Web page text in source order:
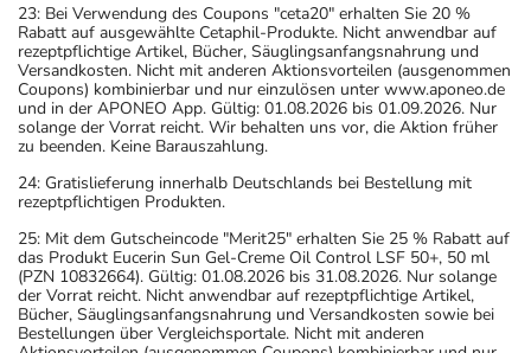
23: Bei Verwendung des Coupons "ceta20" erhalten Sie 20 %
Rabatt auf ausgewählte Cetaphil-Produkte. Nicht anwendbar auf
rezeptpflichtige Artikel, Bücher, Säuglingsanfangsnahrung und
Versandkosten. Nicht mit anderen Aktionsvorteilen (ausgenommen
Coupons) kombinierbar und nur einzulösen unter www.aponeo.de
und in der APONEO App. Gültig: 01.08.2026 bis 01.09.2026. Nur
solange der Vorrat reicht. Wir behalten uns vor, die Aktion früher
zu beenden. Keine Barauszahlung.
24: Gratislieferung innerhalb Deutschlands bei Bestellung mit
rezeptpflichtigen Produkten.
25: Mit dem Gutscheincode "Merit25" erhalten Sie 25 % Rabatt auf
das Produkt Eucerin Sun Gel-Creme Oil Control LSF 50+, 50 ml
(PZN 10832664). Gültig: 01.08.2026 bis 31.08.2026. Nur solange
der Vorrat reicht. Nicht anwendbar auf rezeptpflichtige Artikel,
Bücher, Säuglingsanfangsnahrung und Versandkosten sowie bei
Bestellungen über Vergleichsportale. Nicht mit anderen